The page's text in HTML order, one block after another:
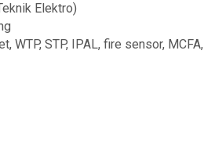
Elektro)
WTP, STP, IPAL, fire sensor, MCFA,